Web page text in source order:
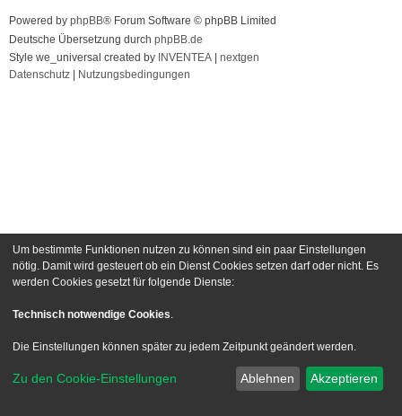
Powered by phpBB® Forum Software © phpBB Limited
Deutsche Übersetzung durch phpBB.de
Style we_universal created by INVENTEA
nextgen
Datenschutz
Nutzungsbedingungen
Um bestimmte Funktionen nutzen zu können sind ein paar Einstellungen
nötig. Damit wird gesteuert ob ein Dienst Cookies setzen darf oder nicht. Es
werden Cookies gesetzt für folgende Dienste:
Technisch notwendige Cookies.
Die Einstellungen können später zu jedem Zeitpunkt geändert werden.
Zu den Cookie-Einstellungen Ablehnen Akzeptieren